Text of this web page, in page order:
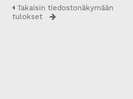
Takaisin tiedostonäkymään
tulokset